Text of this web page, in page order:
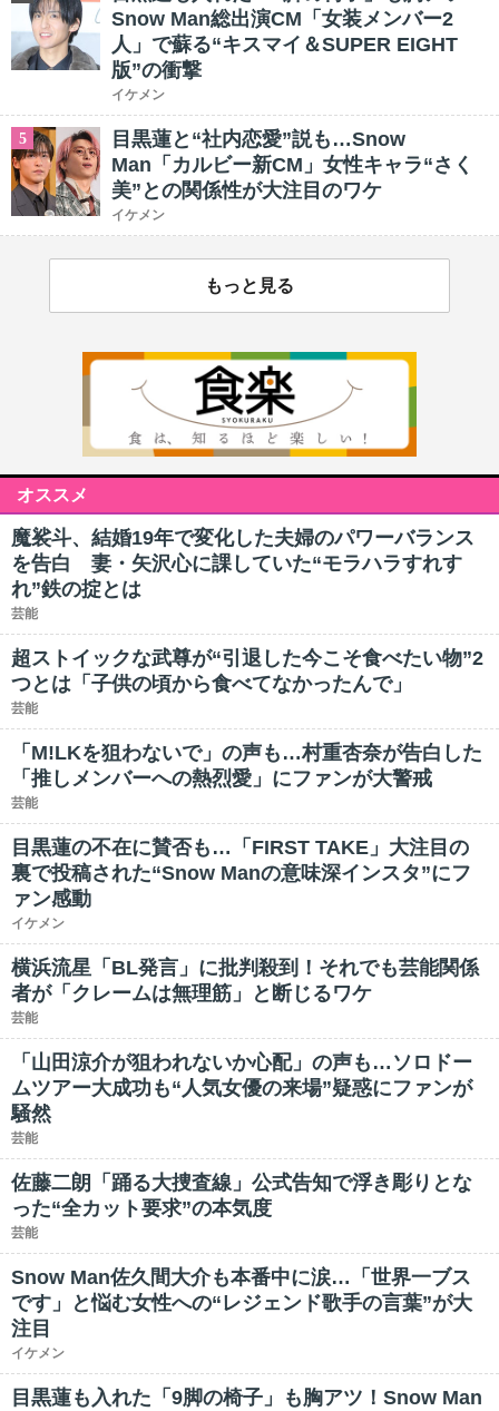
Snow Man総出演CM「女装メンバー2
人」で蘇る“キスマイ＆SUPER EIGHT
版”の衝撃
イケメン
5
目黒蓮と“社内恋愛”説も…Snow
Man「カルビー新CM」女性キャラ“さく
美”との関係性が大注目のワケ
イケメン
もっと見る
オススメ
魔裟斗、結婚19年で変化した夫婦のパワーバランス
を告白 妻・矢沢心に課していた“モラハラすれす
れ”鉄の掟とは
芸能
超ストイックな武尊が“引退した今こそ食べたい物”2
つとは「子供の頃から食べてなかったんで」
芸能
「M!LKを狙わないで」の声も…村重杏奈が告白した
「推しメンバーへの熱烈愛」にファンが大警戒
芸能
目黒蓮の不在に賛否も…「FIRST TAKE」大注目の
裏で投稿された“Snow Manの意味深インスタ”にフ
ァン感動
イケメン
横浜流星「BL発言」に批判殺到！それでも芸能関係
者が「クレームは無理筋」と断じるワケ
芸能
「山田涼介が狙われないか心配」の声も…ソロドー
ムツアー大成功も“人気女優の来場”疑惑にファンが
騒然
芸能
佐藤二朗「踊る大捜査線」公式告知で浮き彫りとな
った“全カット要求”の本気度
芸能
Snow Man佐久間大介も本番中に涙…「世界一ブス
です」と悩む女性への“レジェンド歌手の言葉”が大
注目
イケメン
目黒蓮も入れた「9脚の椅子」も胸アツ！Snow Man